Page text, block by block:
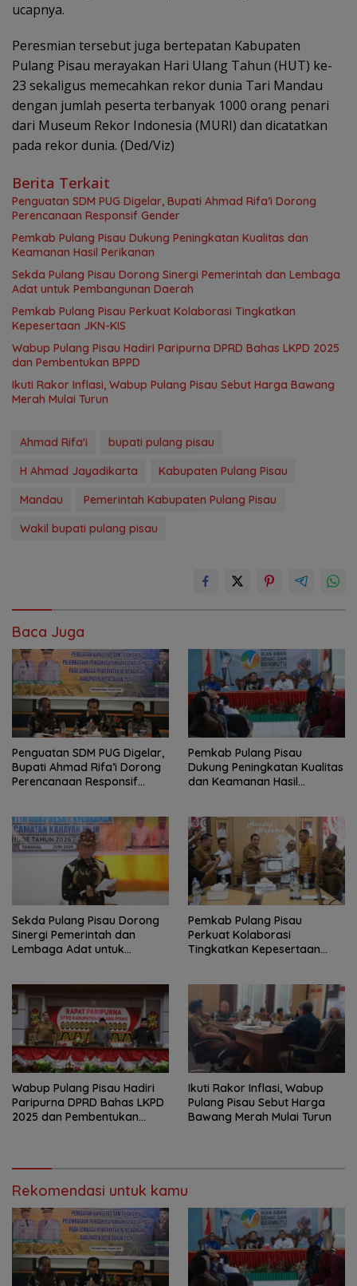
ucapnya.
Peresmian tersebut juga bertepatan Kabupaten
Pulang Pisau merayakan Hari Ulang Tahun (HUT) ke-
23 sekaligus memecahkan rekor dunia Tari Mandau
dengan jumlah peserta terbanyak 1000 orang penari
dari Museum Rekor Indonesia (MURI) dan dicatatkan
pada rekor dunia. (Ded/Viz)
Berita Terkait
Penguatan SDM PUG Digelar, Bupati Ahmad Rifa’i Dorong
Perencanaan Responsif Gender
Pemkab Pulang Pisau Dukung Peningkatan Kualitas dan
Keamanan Hasil Perikanan
Sekda Pulang Pisau Dorong Sinergi Pemerintah dan Lembaga
Adat untuk Pembangunan Daerah
Pemkab Pulang Pisau Perkuat Kolaborasi Tingkatkan
Kepesertaan JKN-KIS
Wabup Pulang Pisau Hadiri Paripurna DPRD Bahas LKPD 2025
dan Pembentukan BPPD
Ikuti Rakor Inflasi, Wabup Pulang Pisau Sebut Harga Bawang
Merah Mulai Turun
Ahmad Rifa'i
bupati pulang pisau
H Ahmad Jayadikarta
Kabupaten Pulang Pisau
Mandau
Pemerintah Kabupaten Pulang Pisau
Wakil bupati pulang pisau
Baca Juga
Penguatan SDM PUG Digelar,
Bupati Ahmad Rifa’i Dorong
Perencanaan Responsif
Pemkab Pulang Pisau
Dukung Peningkatan Kualitas
dan Keamanan Hasil
Sekda Pulang Pisau Dorong
Sinergi Pemerintah dan
Lembaga Adat untuk
Pemkab Pulang Pisau
Perkuat Kolaborasi
Tingkatkan Kepesertaan
Wabup Pulang Pisau Hadiri
Paripurna DPRD Bahas LKPD
2025 dan Pembentukan
Ikuti Rakor Inflasi, Wabup
Pulang Pisau Sebut Harga
Bawang Merah Mulai Turun
Rekomendasi untuk kamu